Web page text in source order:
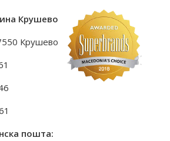
Крушево
Крушево
пошта: